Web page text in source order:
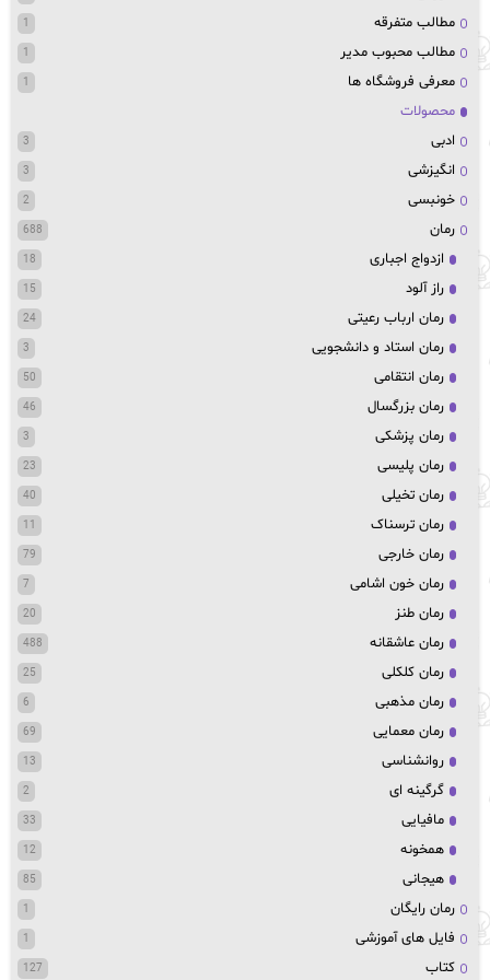
مطالب متفرقه 1
مطالب محبوب مدیر 1
معرفی فروشگاه ها 1
محصولات
ادبی
3
انگیزشی 3
خونبسی 2
رمان 688
ازدواج اجباری 18
راز آلود 15
رمان ارباب رعیتی 24
رمان استاد و دانشجویی 3
رمان انتقامی 50
رمان بزرگسال 46
رمان پزشکی 3
رمان پلیسی 23
رمان تخیلی 40
رمان ترسناک 11
رمان خارجی 79
رمان خون اشامی 7
رمان طنز 20
رمان عاشقانه 488
رمان کلکلی 25
رمان مذهبی 6
رمان معمایی 69
روانشناسی 13
گرگینه ای 2
مافیایی 33
همخونه 12
هیجانی 85
رمان رایگان 1
فایل های آموزشی 1
کتاب 127